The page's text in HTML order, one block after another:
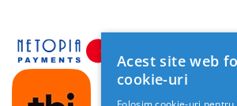
Boxe portabile
Pick-Up
Amplificatoare auto
Unitatea este echipată hardware cu
de răcire activmontat pe partea din
Această dotare premium asigură
eficientă a căldurii degajate de
Acest site web
cookie-uri